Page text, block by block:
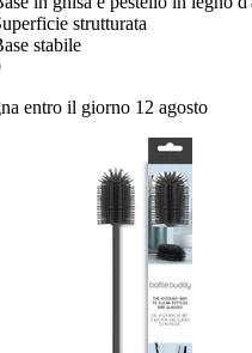
strutturata
stabile
entro il giorno 12 agosto